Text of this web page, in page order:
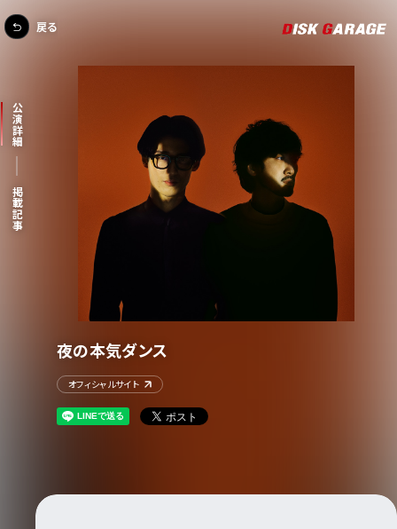
公演詳細
掲載記事
夜の本気ダンス
オフィシャルサイト
戻る